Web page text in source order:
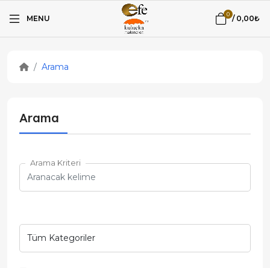
MENU 0 / 0,00₺
Arama
Arama
Arama Kriteri